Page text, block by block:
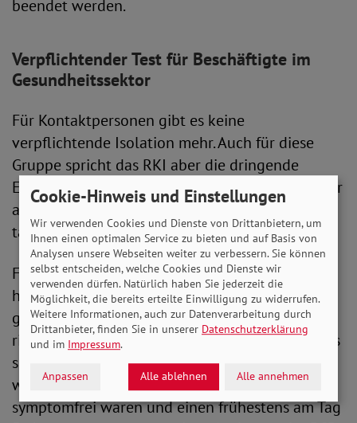
beendet werden.
Verpflichtender Test für Beschäftigte im
Gesundheitssektor
Für Kontaktpersonen gibt es keine
verpflichtende Isolation mehr. Auch für diese
Gruppe spricht das RKI aber die dringende
Empfehlung aus, selbstständig den Kontakt – vor
allem zu Risikogruppen – zu reduzieren und
täglich Test durchzuführen.
Für Be­schäf­tigte in Ein­rich­tun­gen des Gesund­
heits­wesens sowie Alten­ und Pflege­ein­rich­tun­
gen sowie ambu­lanten Pflege­diensten und Ein­
rich­tun­gen der Ein­glie­de­rungs­hilfe gelten etwas
schärfere Regeln. Diese können ihre Tätigkeit
wieder aufnehmen, wenn sie zuvor 48 Stunden
symptomfrei waren und einen frühestens am Tag
Cookie-Hinweis und Einstellungen
Wir verwenden Cookies und Dienste von Drittanbietern, um
Ihnen einen optimalen Service zu bieten und auf Basis von
Analysen unsere Webseiten weiter zu verbessern. Sie können
selbst entscheiden, welche Cookies und Dienste wir
verwenden dürfen. Natürlich haben Sie jederzeit die
Möglichkeit, die bereits erteilte Einwilligung zu widerrufen.
Weitere Informationen, auch zur Datenverarbeitung durch
Drittanbieter, finden Sie in unserer Datenschutzerklärung
und im Impressum.
Anpassen Alle ablehnen Alle annehmen